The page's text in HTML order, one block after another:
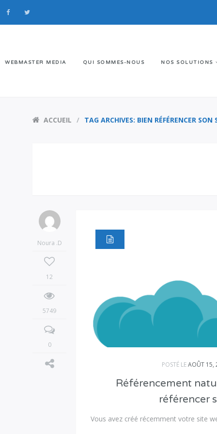
WEBMASTER MEDIA QUI SOMMES-NOUS NOS SOLUTIONS
ACCUEIL TAG ARCHIVES: BIEN RÉFÉRENCER SON
Noura .D
12
5749
0
POSTÉ LEAOÛT 15,
Référencement
référencer
Vous avez créé récemment votre site